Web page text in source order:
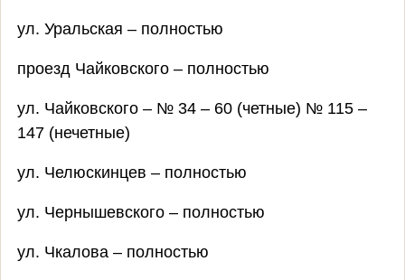
ул. Уральская – полностью
проезд Чайковского – полностью
ул. Чайковского – № 34 – 60 (четные) № 115 –
147 (нечетные)
ул. Челюскинцев – полностью
ул. Чернышевского – полностью
ул. Чкалова – полностью